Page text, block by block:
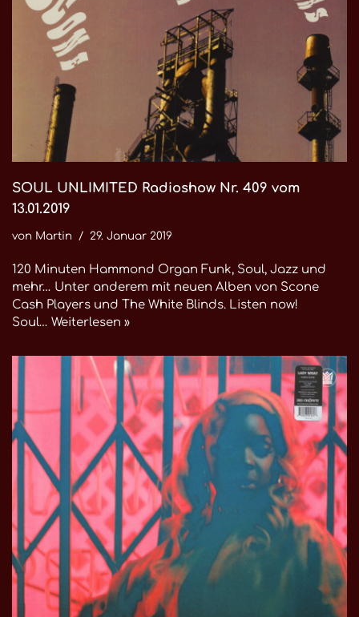
SOUL UNLIMITED Radioshow Nr. 409 vom
13.01.2019
von Martin 29. Januar 2019
120 Minuten Hammond Organ Funk, Soul, Jazz und
mehr… Unter anderem mit neuen Alben von Scone
Cash Players und The White Blinds. Listen now!
Soul… Weiterlesen »